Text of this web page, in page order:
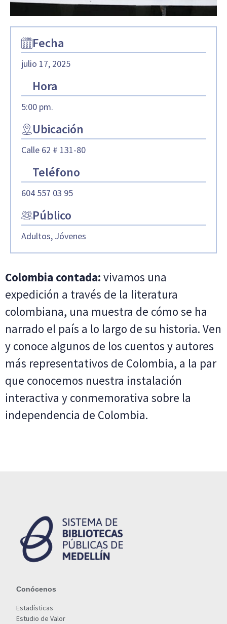
Fecha
julio 17, 2025
Hora
5:00 pm.
Ubicación
Calle 62 # 131-80
Teléfono
604 557 03 95
Público
Adultos, Jóvenes
Colombia contada: vivamos una
expedición a través de la literatura
colombiana, una muestra de cómo se ha
narrado el país a lo largo de su historia. Ven
y conoce algunos de los cuentos y autores
más representativos de Colombia, a la par
que conocemos nuestra instalación
interactiva y conmemorativa sobre la
independencia de Colombia.
Conócenos
Estadísticas
Estudio de Valor